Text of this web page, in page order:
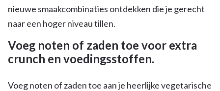
nieuwe smaakcombinaties ontdekken die je gerecht
naar een hoger niveau tillen.
Voeg noten of zaden toe voor extra
crunch en voedingsstoffen.
Voeg noten of zaden toe aan je heerlijke vegetarische